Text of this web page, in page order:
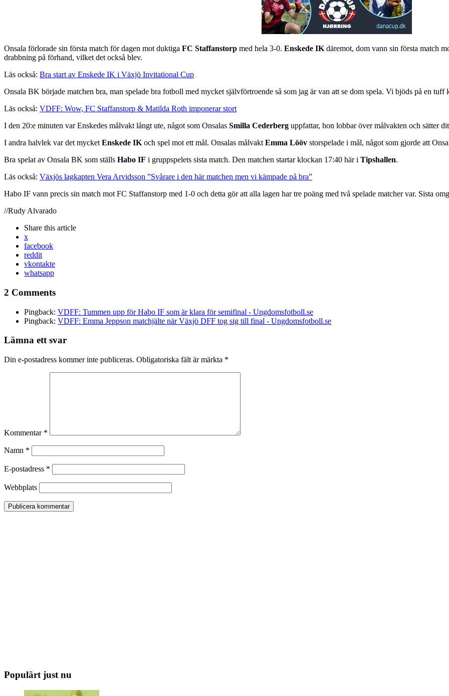
Onsala förlorade sin första match för dagen mot duktiga FC Staffanstorp med hela 3-0. Enskede IK däremot, dom vann sin första match
drabbning på förhand, vilket det också blev.
Läs också: Bra start av Enskede IK i Växjö Invitational Cup
Onsala BK började matchen bra, man spelade bra fotboll med mycket självförtroende så som jag är van att se dom spela. Vi bjöds på en
Läs också: VDFF: Wow, FC Staffanstorp & Matilda Roth imponerar stort
I den 20:e minuten var Enskedes målvakt långt ute, något som Onsalas Smilla Cederberg uppfattar, hon lobbar över målvakten och sätter
I andra halvlek var det mycket Enskede IK och spel mot ett mål. Onsalas målvakt Emma Lööv storspelade i mål, något som gjorde att
Bra spelat av Onsala BK som ställs Habo IF i gruppspelets sista match. Den matchen startar klockan 17:40 här i Tipshallen.
Läs också: Växjös lagkapten Vera Arvidsson ”Svårare i den här matchen men vi kämpade på bra”
Habo IF vann precis sin match mot FC Staffanstorp med 1-0 och detta gör att alla lagen har tre poäng med två spelade matcher var. Sista
//Rudy Alvarado
Share this article
x
facebook
reddit
vkontakte
whatsapp
2 Comments
Pingback: VDFF: Tummen upp för Habo IF som är klara för semifinal - Ungdomsfotboll.se
Pingback: VDFF: Emma Jeppson matchjälte när Växjö DFF tog sig till final - Ungdomsfotboll.se
Lämna ett svar
Din e-postadress kommer inte publiceras. Obligatoriska fält är märkta *
Kommentar *
Namn *
E-postadress *
Webbplats
Populärt just nu